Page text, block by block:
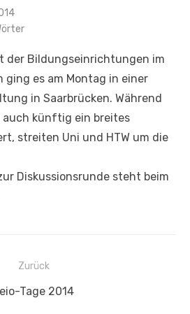
der Bildungseinrichtungen im
ging es am Montag in einer
in Saarbrücken. Während
auch künftig ein breites
streiten Uni und HTW um die
Diskussionsrunde steht beim
Zurück
Tage 2014